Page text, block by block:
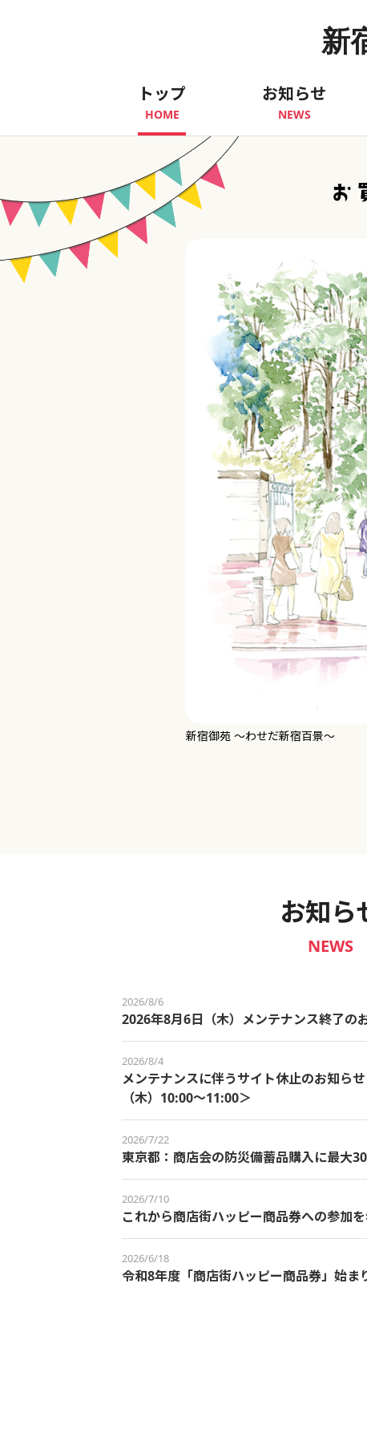
新
トップ
HOME
お知らせ
NEWS
新宿御苑 ～わせだ新宿百景～
お知ら
NEWS
2026/8/6
2026年8月6日（木）メンテナンス終了の
2026/8/4
メンテナンスに伴うサイト休止のお知ら
（木）10:00～11:00＞
2026/7/22
東京都：商店会の防災備蓄品購入に最大
2026/7/10
これから商店街ハッピー商品券への参加
2026/6/18
令和8年度「商店街ハッピー商品券」始ま